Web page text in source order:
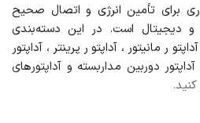
برای تأمین انرژی و اتصال صحیح
و دیجیتال است. در این دسته‌بندی
مانیتور، آداپتور پرینتر، آداپتور
دوربین مداربسته و آداپتورهای